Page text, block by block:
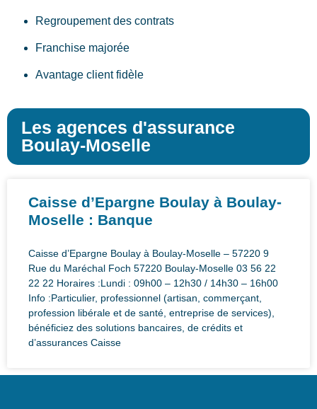
Regroupement des contrats
Franchise majorée
Avantage client fidèle
Les agences d'assurance
Boulay-Moselle
Caisse d’Epargne Boulay à Boulay-
Moselle : Banque
Caisse d’Epargne Boulay à Boulay-Moselle – 57220 9
Rue du Maréchal Foch 57220 Boulay-Moselle 03 56 22
22 22 Horaires :Lundi : 09h00 – 12h30 / 14h30 – 16h00
Info :Particulier, professionnel (artisan, commerçant,
profession libérale et de santé, entreprise de services),
bénéficiez des solutions bancaires, de crédits et
d’assurances Caisse